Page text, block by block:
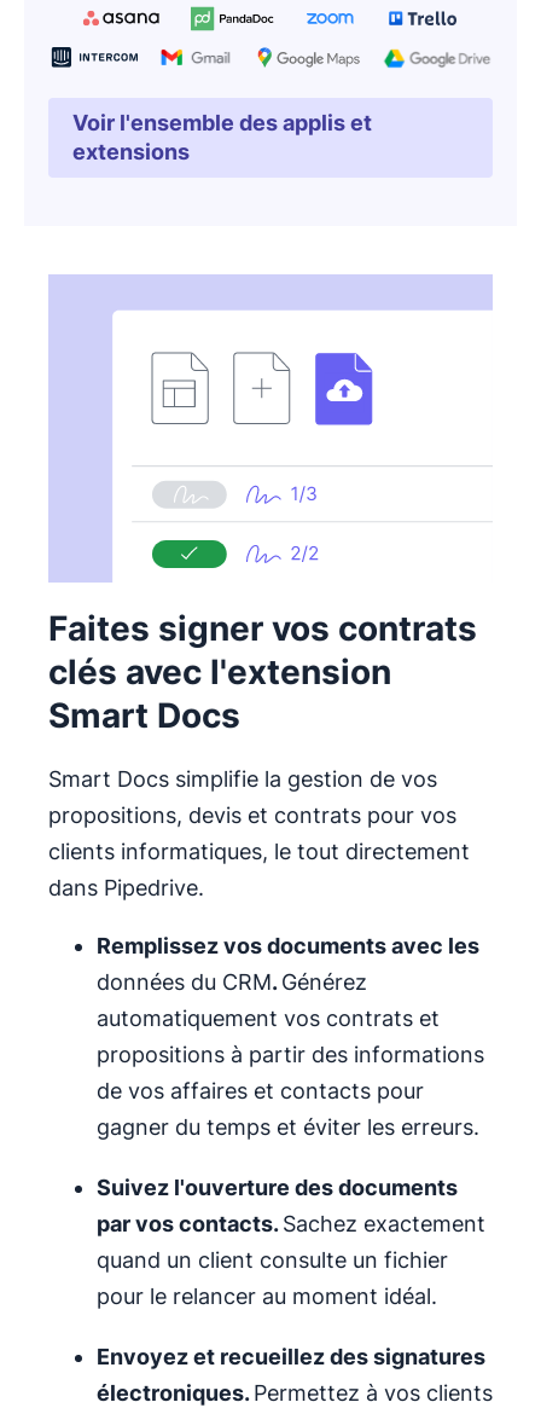
Voir l'ensemble des applis et
extensions
Faites signer vos contrats
clés avec l'extension
Smart Docs
Smart Docs simplifie la gestion de vos
propositions, devis et contrats pour vos
clients informatiques, le tout directement
dans Pipedrive.
Remplissez vos documents avec les
données du CRM.Générez
automatiquement vos contrats et
propositions à partir des informations
de vos affaires et contacts pour
gagner du temps et éviter les erreurs.
Suivez l'ouverture des documents
par vos contacts.Sachez exactement
quand un client consulte un fichier
pour le relancer au moment idéal.
Envoyez et recueillez des signatures
électroniques.Permettez à vos clients